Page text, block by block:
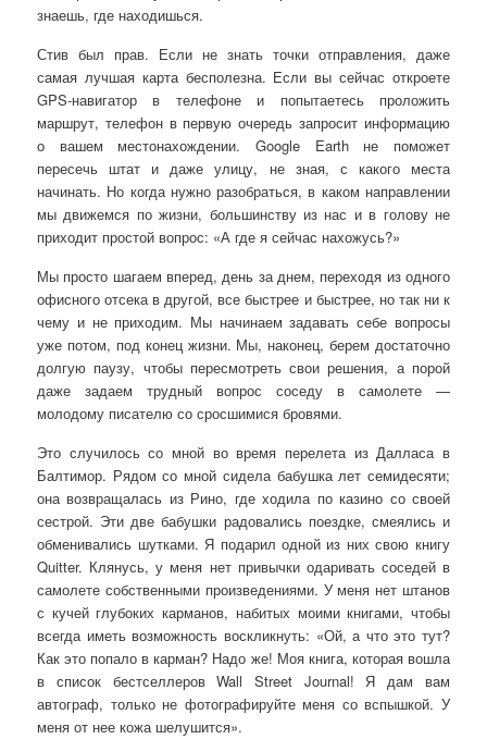
знаешь, где находишься.
Стив был прав. Если не знать точки отправления, даже
самая лучшая карта бесполезна. Если вы сейчас откроете
GPS-навигатор в телефоне и попытаетесь проложить
маршрут, телефон в первую очередь запросит информацию
о вашем местонахождении. Google Earth не поможет
пересечь штат и даже улицу, не зная, с какого места
начинать. Но когда нужно разобраться, в каком направлении
мы движемся по жизни, большинству из нас и в голову не
приходит простой вопрос: «А где я сейчас нахожусь?»
Мы просто шагаем вперед, день за днем, переходя из одного
офисного отсека в другой, все быстрее и быстрее, но так ни к
чему и не приходим. Мы начинаем задавать себе вопросы
уже потом, под конец жизни. Мы, наконец, берем достаточно
долгую паузу, чтобы пересмотреть свои решения, а порой
даже задаем трудный вопрос соседу в самолете —
молодому писателю со сросшимися бровями.
Это случилось со мной во время перелета из Далласа в
Балтимор. Рядом со мной сидела бабушка лет семидесяти;
она возвращалась из Рино, где ходила по казино со своей
сестрой. Эти две бабушки радовались поездке, смеялись и
обменивались шутками. Я подарил одной из них свою книгу
Quitter. Клянусь, у меня нет привычки одаривать соседей в
самолете собственными произведениями. У меня нет штанов
с кучей глубоких карманов, набитых моими книгами, чтобы
всегда иметь возможность воскликнуть: «Ой, а что это тут?
Как это попало в карман? Надо же! Моя книга, которая вошла
в список бестселлеров Wall Street Journal! Я дам вам
автограф, только не фотографируйте меня со вспышкой. У
меня от нее кожа шелушится».